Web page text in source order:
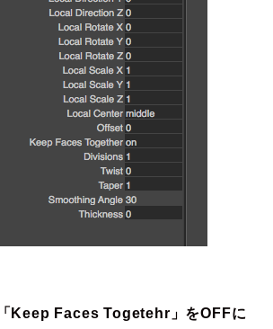
Keep Faces Togetehr」をOFFに